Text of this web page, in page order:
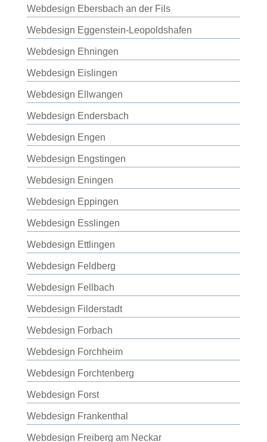
Webdesign Ebersbach an der Fils
Webdesign Eggenstein-Leopoldshafen
Webdesign Ehningen
Webdesign Eislingen
Webdesign Ellwangen
Webdesign Endersbach
Webdesign Engen
Webdesign Engstingen
Webdesign Eningen
Webdesign Eppingen
Webdesign Esslingen
Webdesign Ettlingen
Webdesign Feldberg
Webdesign Fellbach
Webdesign Filderstadt
Webdesign Forbach
Webdesign Forchheim
Webdesign Forchtenberg
Webdesign Forst
Webdesign Frankenthal
Webdesign Freiberg am Neckar